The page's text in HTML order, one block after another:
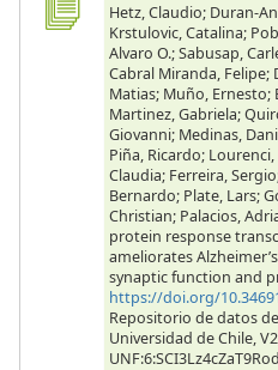
Hetz, Claudio; Duran-
Krstulovic, Catalina;
Alvaro O.; Sabusap,
Cabral Miranda, Felipe;
Matias; Muño, Ernesto;
Martinez, Gabriela;
Giovanni; Medinas,
Piña, Ricardo;
Claudia; Ferreira,
Bernardo; Plate, Lars;
Christian; Palacios,
protein response
ameliorates
synaptic function and
https://doi.org/
Repositorio de datos
Universidad de Chile,